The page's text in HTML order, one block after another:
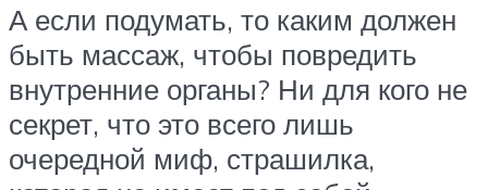
А если подумать, то каким должен
быть массаж, чтобы повредить
внутренние органы? Ни для кого не
секрет, что это всего лишь
очередной миф, страшилка,